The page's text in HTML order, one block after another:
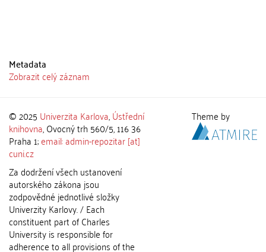
Metadata
Zobrazit celý záznam
© 2025 Univerzita Karlova,Ústřední
knihovna, Ovocný trh 560/5, 116 36
Praha 1;email: admin-repozitar [at]
cuni.cz
Za dodržení všech ustanovení
autorského zákona jsou
zodpovědné jednotlivé složky
Univerzity Karlovy. / Each
constituent part of Charles
University is responsible for
adherence to all provisions of the
Theme by